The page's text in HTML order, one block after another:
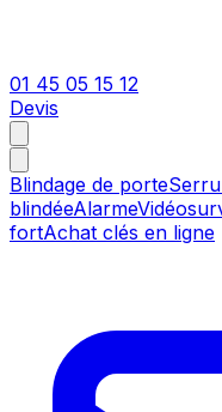
01 45 05 15 12
Devis
Blindage de porte
blindéeAlarme
fortAchat clés en ligne